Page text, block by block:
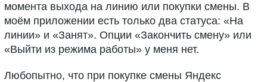
момента выхода на линию или покупки смены. В
моём приложении есть только два статуса: «На
линии» и «Занят». Опции «Закончить смену» или
«Выйти из режима работы» у меня нет.
Любопытно, что при покупке смены Яндекс